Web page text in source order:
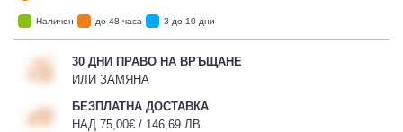
Наличен до 48 часа 3 до 10 дни
30 ДНИ ПРАВО НА ВРЪЩАНЕ
ИЛИ ЗАМЯНА
БЕЗПЛАТНА ДОСТАВКА
НАД 75,00€ / 146,69 ЛВ.